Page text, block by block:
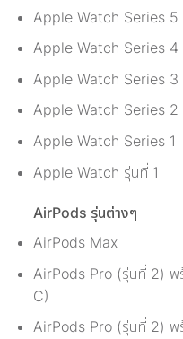
Apple Watch Series 5
Apple Watch Series 4
Apple Watch Series 3
Apple Watch Series 2
Apple Watch Series 1
Apple Watch รุ่นที่ 1
AirPods รุ่นต่างๆ
AirPods Max
AirPods Pro (รุ่นที่ 2) พ
C)
AirPods Pro (รุ่นที่ 2) พ